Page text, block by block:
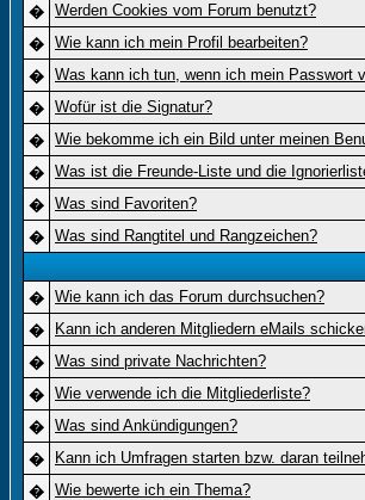
� Werden Cookies vom Forum benutzt?
� Wie kann ich mein Profil bearbeiten?
� Was kann ich tun, wenn ich mein Passwort
� Wofür ist die Signatur?
� Wie bekomme ich ein Bild unter meinen
� Was ist die Freunde-Liste und die
� Was sind Favoriten?
� Was sind Rangtitel und Rangzeichen?
� Wie kann ich das Forum durchsuchen?
�
Kann ich anderen Mitgliedern eMails
� Was sind private Nachrichten?
� Wie verwende ich die Mitgliederliste?
� Was sind Ankündigungen?
�
Kann ich Umfragen starten bzw. daran
� Wie bewerte ich ein Thema?